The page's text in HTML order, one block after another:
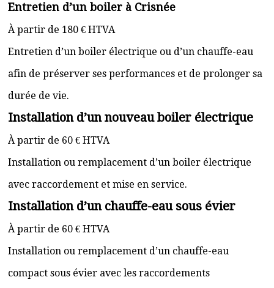
Entretien d’un boiler à Crisnée
À partir de 180 € HTVA
Entretien d’un boiler électrique ou d’un chauffe-eau
afin de préserver ses performances et de prolonger sa
durée de vie.
Installation d’un nouveau boiler électrique
À partir de 60 € HTVA
Installation ou remplacement d’un boiler électrique
avec raccordement et mise en service.
Installation d’un chauffe-eau sous évier
À partir de 60 € HTVA
Installation ou remplacement d’un chauffe-eau
compact sous évier avec les raccordements